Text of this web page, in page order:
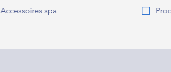
Accessoires spa